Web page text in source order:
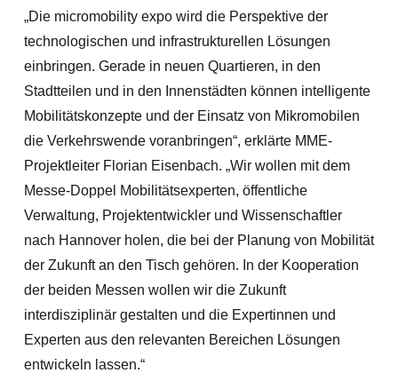
„Die micromobility expo wird die Perspektive der
technologischen und infrastrukturellen Lösungen
einbringen. Gerade in neuen Quartieren, in den
Stadtteilen und in den Innenstädten können intelligente
Mobilitätskonzepte und der Einsatz von Mikromobilen
die Verkehrswende voranbringen“, erklärte MME-
Projektleiter Florian Eisenbach. „Wir wollen mit dem
Messe-Doppel Mobilitätsexperten, öffentliche
Verwaltung, Projektentwickler und Wissenschaftler
nach Hannover holen, die bei der Planung von Mobilität
der Zukunft an den Tisch gehören. In der Kooperation
der beiden Messen wollen wir die Zukunft
interdisziplinär gestalten und die Expertinnen und
Experten aus den relevanten Bereichen Lösungen
entwickeln lassen.“